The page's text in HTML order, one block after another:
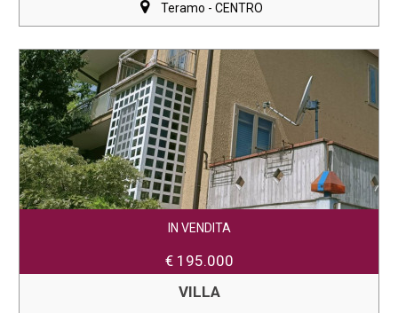
Teramo - CENTRO
IN VENDITA
€ 195.000
VILLA